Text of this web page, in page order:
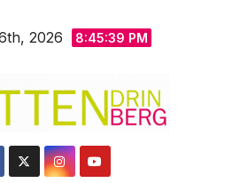
2026 8:45:40 PM